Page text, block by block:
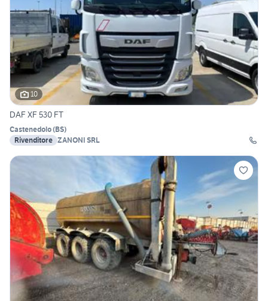
10
DAF XF 530 FT
Castenedolo(BS)
Rivenditore ZANONI SRL